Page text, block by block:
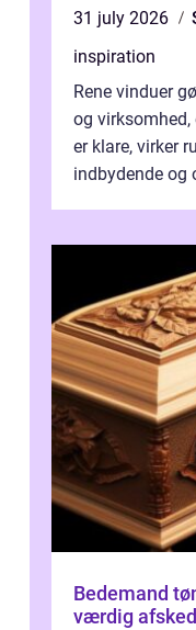
31 july 2026
inspiration
Rene vinduer
og virksomhed,
er klare, virker
indbydende og
Bedemand tønder hjælp til
værdig afsked